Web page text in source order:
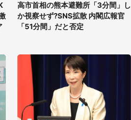
高市首相の熊本避難所「3分間」し
か視察せず?SNS拡散 内閣広報官
「51分間」だと否定